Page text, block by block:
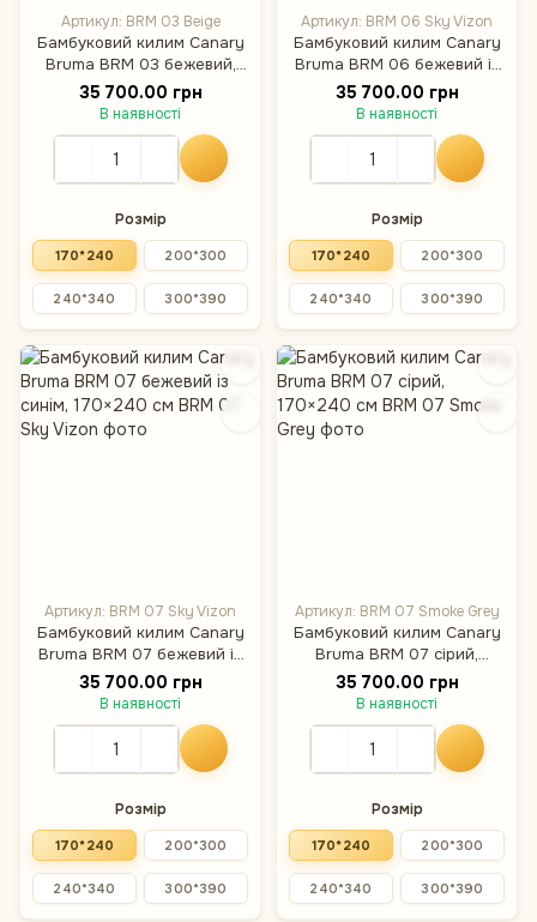
Артикул: BRM 03 Beige
Бамбуковий килим Canary
Bruma BRM 03 бежевий,
170×240 см
35 700.00 грн
В наявності
Розмір
170*240 200*300
240*340 300*390
Артикул: BRM 06 Sky Vizon
Бамбуковий килим Canary
Bruma BRM 06 бежевий із
синім, 170×240 см
35 700.00 грн
В наявності
Розмір
170*240 200*300
240*340 300*390
Артикул: BRM 07 Sky Vizon
Бамбуковий килим Canary
Bruma BRM 07 бежевий із
синім, 170×240 см
35 700.00 грн
В наявності
Розмір
170*240 200*300
240*340 300*390
Артикул: BRM 07 Smoke Grey
Бамбуковий килим Canary
Bruma BRM 07 сірий,
170×240 см
35 700.00 грн
В наявності
Розмір
170*240 200*300
240*340 300*390